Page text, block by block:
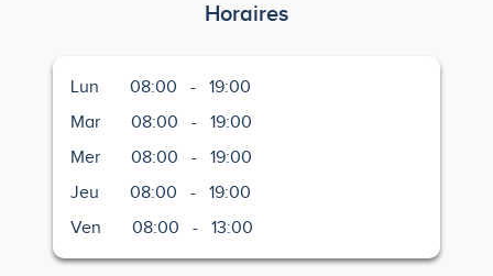
Horaires
Lun 08:00 -
19:00
Mar
08:00 -
19:00
Mer
08:00 -
19:00
Jeu
08:00 -
19:00
Ven
08:00 - 13:00